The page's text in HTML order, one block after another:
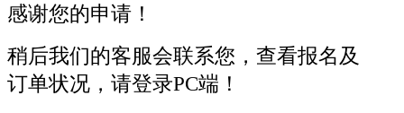
感谢您的申请！
稍后我们的客服会联系您，查看报名及
订单状况，请登录PC端！